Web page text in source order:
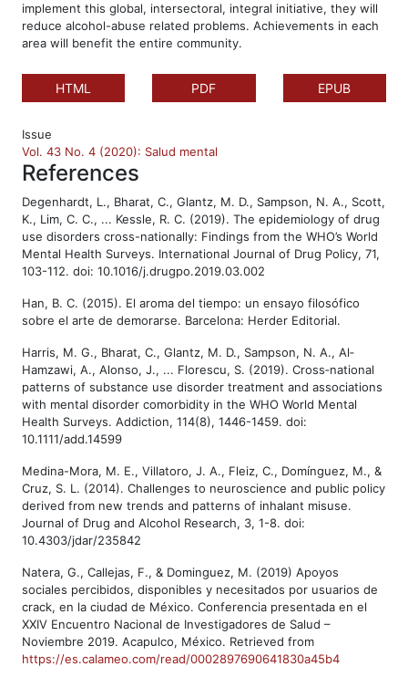
implement this global, intersectoral, integral initiative, they will
reduce alcohol-abuse related problems. Achievements in each
area will benefit the entire community.
HTML PDF EPUB
Issue
Vol. 43 No. 4 (2020): Salud mental
References
Degenhardt, L., Bharat, C., Glantz, M. D., Sampson, N. A., Scott,
K., Lim, C. C., ... Kessle, R. C. (2019). The epidemiology of drug
use disorders cross-nationally: Findings from the WHO’s World
Mental Health Surveys. International Journal of Drug Policy, 71,
103-112. doi: 10.1016/j.drugpo.2019.03.002
Han, B. C. (2015). El aroma del tiempo: un ensayo filosófico
sobre el arte de demorarse. Barcelona: Herder Editorial.
Harris, M. G., Bharat, C., Glantz, M. D., Sampson, N. A., Al‐
Hamzawi, A., Alonso, J., ... Florescu, S. (2019). Cross‐national
patterns of substance use disorder treatment and associations
with mental disorder comorbidity in the WHO World Mental
Health Surveys. Addiction, 114(8), 1446-1459. doi:
10.1111/add.14599
Medina-Mora, M. E., Villatoro, J. A., Fleiz, C., Domínguez, M., &
Cruz, S. L. (2014). Challenges to neuroscience and public policy
derived from new trends and patterns of inhalant misuse.
Journal of Drug and Alcohol Research, 3, 1-8. doi:
10.4303/jdar/235842
Natera, G., Callejas, F., & Dominguez, M. (2019) Apoyos
sociales percibidos, disponibles y necesitados por usuarios de
crack, en la ciudad de México. Conferencia presentada en el
XXIV Encuentro Nacional de Investigadores de Salud –
Noviembre 2019. Acapulco, México. Retrieved from
https://es.calameo.com/read/0002897690641830a45b4